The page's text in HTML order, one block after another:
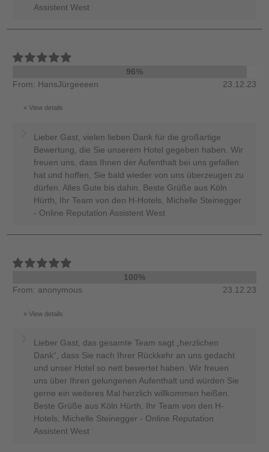
Assistent West
96%
From: HansJürgeeeen
23.12.23
View details
Lieber Gast, vielen lieben Dank für die großartige
Bewertung, die Sie unserem Hotel gegeben haben. Wir
freuen uns, dass Ihnen der Aufenthalt bei uns gefallen
hat und hoffen, Sie bald wieder von uns überzeugen zu
dürfen. Alles Gute bis dahin. Beste Grüße aus Köln
Hürth, Ihr Team von den H-Hotels, Michelle Steinegger
- Online Reputation Assistent West
100%
From: anonymous
23.12.23
View details
Lieber Gast, das gesamte Team sagt „herzlichen
Dank“, dass Sie nach Ihrer Rückkehr an uns gedacht
und unser Hotel so nett bewertet haben. Wir freuen
uns über Ihren gelungenen Aufenthalt und würden Sie
gerne ein weiteres Mal herzlich willkommen heißen.
Beste Grüße aus Köln Hürth, Ihr Team von den H-
Hotels, Michelle Steinegger - Online Reputation
Assistent West